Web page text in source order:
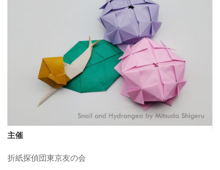
主催
折紙探偵団東京友の会